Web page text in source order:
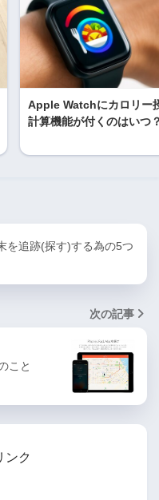
Apple Watchにカロリー
計算機能が付くのはいつ
を追跡(探す)する為の5つ
次の記事
こと
ンク